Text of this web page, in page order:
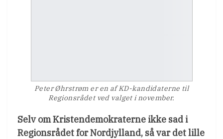
Peter Øhrstrøm er en af KD-kandidaterne til
Regionsrådet ved valget i november.
Selv om Kristendemokraterne ikke sad i
Regionsrådet for Nordjylland, så var det lille